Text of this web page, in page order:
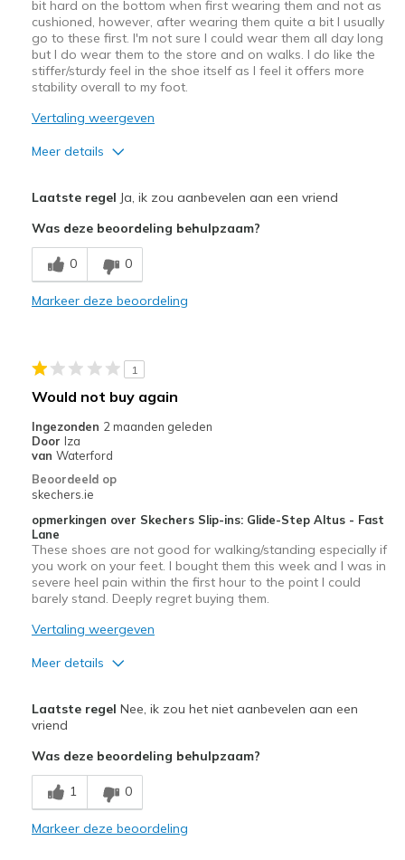
bit hard on the bottom when first wearing them and not as
cushioned, however, after wearing them quite a bit I usually
go to these first. I'm not sure I could wear them all day long
but I do wear them to the store and on walks. I do like the
stiffer/sturdy feel in the shoe itself as I feel it offers more
stability overall to my foot.
Vertaling weergeven
Meer details
Beste toepassingen
Casual Wear
View On Shoes
I'm Into Shoes
Laatste regel Ja, ik zou aanbevelen aan een vriend
Was deze beoordeling behulpzaam?
0 0
Markeer deze beoordeling
1
Would not buy again
Ingezonden 2 maanden geleden
Door Iza
van Waterford
Beoordeeld op
skechers.ie
opmerkingen over Skechers Slip-ins: Glide-Step Altus - Fast
Lane
These shoes are not good for walking/standing especially if
you work on your feet. I bought them this week and I was in
severe heel pain within the first hour to the point I could
barely stand. Deeply regret buying them.
Vertaling weergeven
Meer details
Poor Cushioning
Poor Quality
Laatste regel Nee, ik zou het niet aanbevelen aan een
vriend
Was deze beoordeling behulpzaam?
1 0
Markeer deze beoordeling